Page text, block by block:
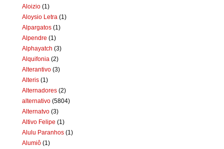
Aloizio (1)
Aloysio Letra (1)
Alpargatos (1)
Alpendre (1)
Alphayatch (3)
Alquifonia (2)
Alterantivo (3)
Alteris (1)
Alternadores (2)
alternativo (5804)
Alternatvo (3)
Altivo Felipe (1)
Alulu Paranhos (1)
Alumiô (1)